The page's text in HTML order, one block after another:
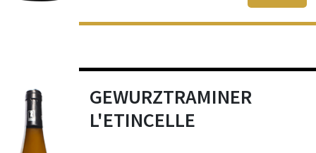
GEWURZTRAMINER
L'ETINCELLE